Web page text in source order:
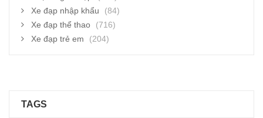
Xe đạp nhập khẩu
(84)
Xe đạp thể thao
(716)
Xe đạp trẻ em
(204)
TAGS